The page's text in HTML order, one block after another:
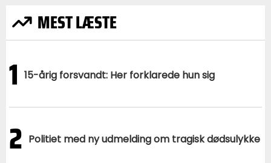
MEST LÆSTE
1 15-årig forsvandt: Her forklarede hun sig
2 Politiet med ny udmelding om tragisk dødsulykke